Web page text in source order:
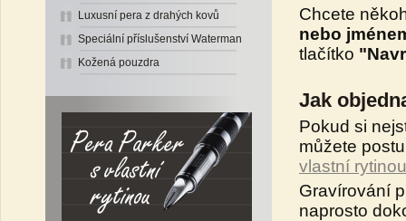
Luxusní pera z drahých kovů
Speciální příslušenství Waterman
Kožená pouzdra
Chcete
nebo
tlačítko
Jak
Pokud si
můžete
vlastní
Gravírování
naprosto